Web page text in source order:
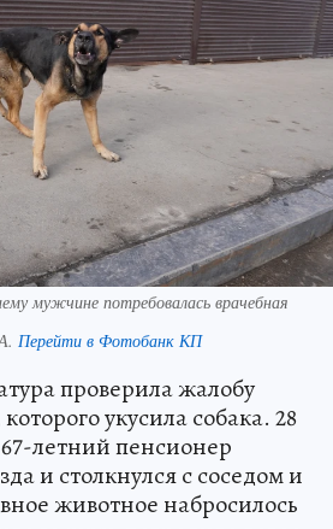
мужчине потребовалась врачебная
Перейти в Фотобанк КП
проверила жалобу
укусила собака. 28
67-летний пенсионер
и столкнулся с соседом и
животное набросилось